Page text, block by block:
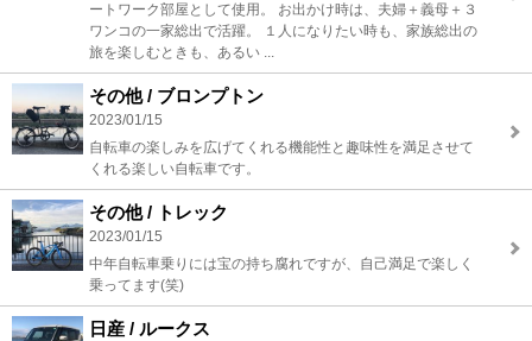
ートワーク部屋として使用。 お出かけ時は、夫婦＋義母＋３
ワンコの一家総出で活躍。 １人になりたい時も、家族総出の
旅を楽しむときも、あるい ...
その他 / ブロンプトン
2023/01/15
自転車の楽しみを広げてくれる機能性と趣味性を満足させて
くれる楽しい自転車です。
その他 / トレック
2023/01/15
中年自転車乗りには宝の持ち腐れですが、自己満足で楽しく
乗ってます(笑)
日産 / ルークス